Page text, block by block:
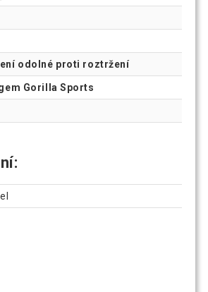
odolné proti roztržení
Gorilla Sports